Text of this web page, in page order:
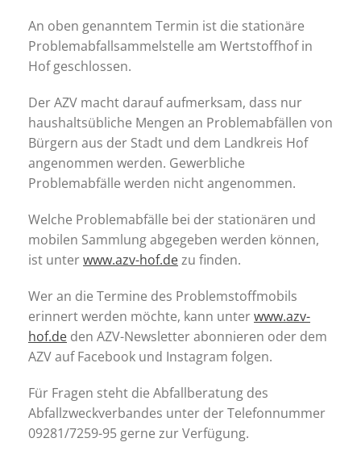
An oben genanntem Termin ist die stationäre
Problemabfallsammelstelle am Wertstoffhof in
Hof geschlossen.
Der AZV macht darauf aufmerksam, dass nur
haushaltsübliche Mengen an Problemabfällen von
Bürgern aus der Stadt und dem Landkreis Hof
angenommen werden. Gewerbliche
Problemabfälle werden nicht angenommen.
Welche Problemabfälle bei der stationären und
mobilen Sammlung abgegeben werden können,
ist unterwww.azv-hof.dezu finden.
Wer an die Termine des Problemstoffmobils
erinnert werden möchte, kann unterwww.azv-
hof.de den AZV-Newsletter abonnieren oder dem
AZV auf Facebook und Instagram folgen.
Für Fragen steht die Abfallberatung des
Abfallzweckverbandes unter der Telefonnummer
09281/7259-95 gerne zur Verfügung.